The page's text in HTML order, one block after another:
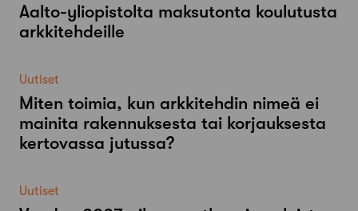
Aalto-​yliopistolta maksutonta koulutusta
arkkitehdeille
Uutiset
Miten toimia, kun arkkitehdin nimeä ei
mainita rakennuksesta tai korjauksesta
kertovassa jutussa?
Uutiset